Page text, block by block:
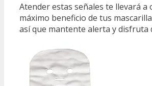
Atender estas señales te llevará a
máximo beneficio de tus
así que mantente alerta y disfruta